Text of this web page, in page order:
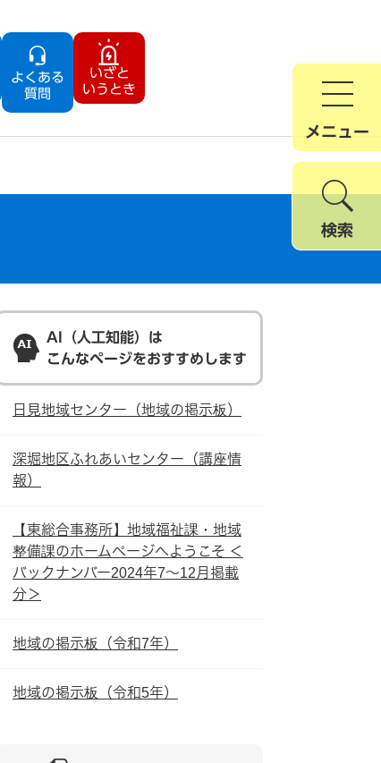
よくある
質問
いざと
いうとき
メニュー
検索
AI（人工知能）は
こんなページをおすすめします
日見地域センター（地域の掲示板）
深堀地区ふれあいセンター（講座情
報）
【東総合事務所】地域福祉課・地域
整備課のホームページへようこそ ＜
バックナンバー2024年7～12月掲載
分＞
地域の掲示板（令和7年）
地域の掲示板（令和5年）